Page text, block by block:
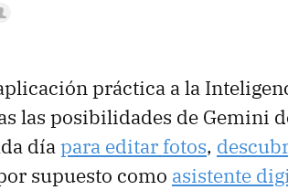
práctica a la
las posibilidades de Gemini
díapara editar fotos,
supuesto como asistente